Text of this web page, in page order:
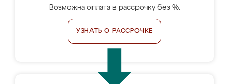
Возможна оплата в рассрочку без %.
УЗНАТЬ О РАССРОЧКЕ